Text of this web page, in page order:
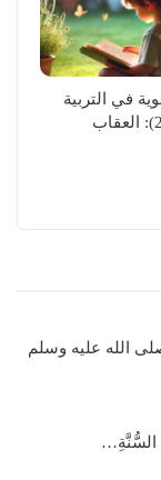
في التربية
والتعليم (24): العقاب
الله عليه وسلم
السُّنَّةِ…